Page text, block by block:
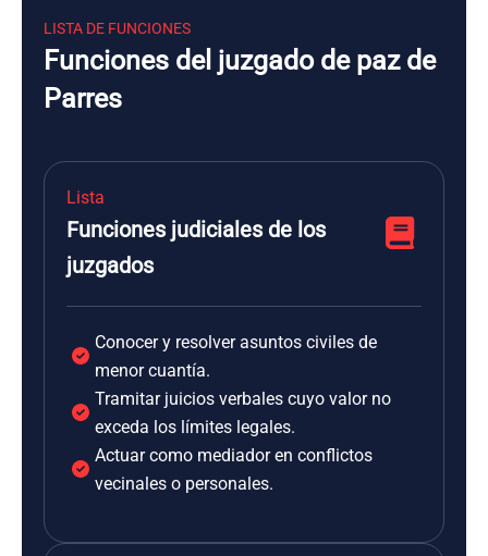
LISTA DE FUNCIONES
Funciones del juzgado de paz de
Parres
Lista
Funciones judiciales de los
juzgados
Conocer y resolver asuntos civiles de
menor cuantía.
Tramitar juicios verbales cuyo valor no
exceda los límites legales.
Actuar como mediador en conflictos
vecinales o personales.